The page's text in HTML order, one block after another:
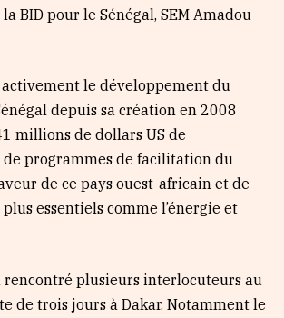
BID pour le Sénégal, SEM Amadou
activement le développement du
depuis sa création en 2008
millions de dollars US de
programmes de facilitation du
de ce pays ouest-africain et de
plus essentiels comme l’énergie et
rencontré plusieurs interlocuteurs au
de trois jours à Dakar. Notamment le